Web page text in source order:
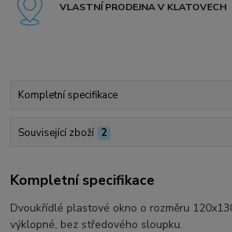
VLASTNÍ PRODEJNA V KLATOVECH
Kompletní specifikace
Související zboží 2
Kompletní specifikace
Dvoukřídlé plastové okno o rozměru
výklopné, bez středového sloupku.